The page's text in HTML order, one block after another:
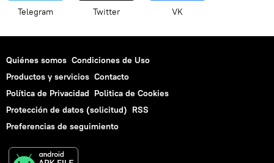
Telegram Twitter VK
Quiénes somos Condiciones de Uso
Productos y servicios Contacto
Política de Privacidad Politica de Cookies
Protección de datos (solicitud) RSS
Preferencias de seguimiento